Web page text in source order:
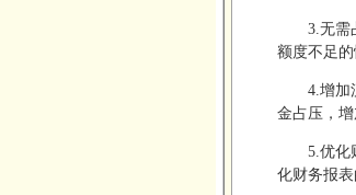
3.无需
额度不足的
4.增加
金占压，增
5.优化
化财务报表